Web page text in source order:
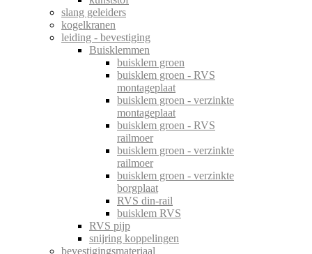
slang geleiders
kogelkranen
leiding - bevestiging
Buisklemmen
buisklem groen
buisklem groen - RVS
montageplaat
buisklem groen - verzinkte
montageplaat
buisklem groen - RVS
railmoer
buisklem groen - verzinkte
railmoer
buisklem groen - verzinkte
borgplaat
RVS din-rail
buisklem RVS
RVS pijp
snijring koppelingen
bevestigingsmateriaal